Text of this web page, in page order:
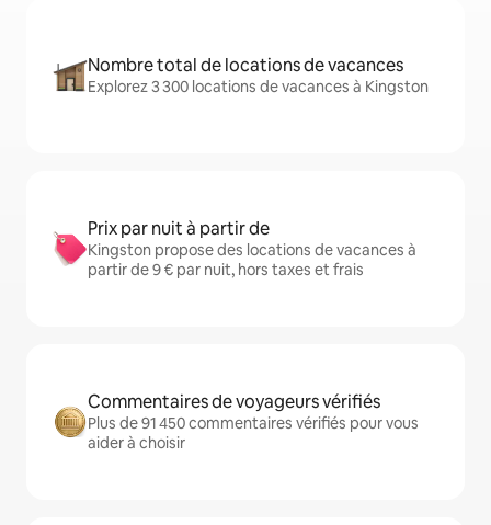
Nombre total de locations de vacances
Explorez 3 300 locations de vacances à Kingston
Prix par nuit à partir de
Kingston propose des locations de vacances à
partir de 9 € par nuit, hors taxes et frais
Commentaires de voyageurs vérifiés
Plus de 91 450 commentaires vérifiés pour vous
aider à choisir